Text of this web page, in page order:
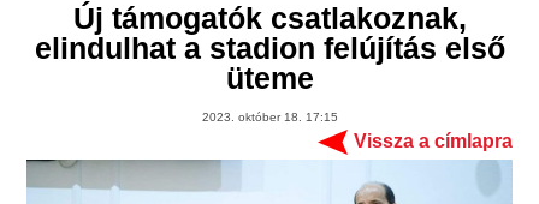
Új támogatók csatlakoznak,
elindulhat a stadion felújítás első
üteme
2023. október 18. 17:15
Vissza a címlapra